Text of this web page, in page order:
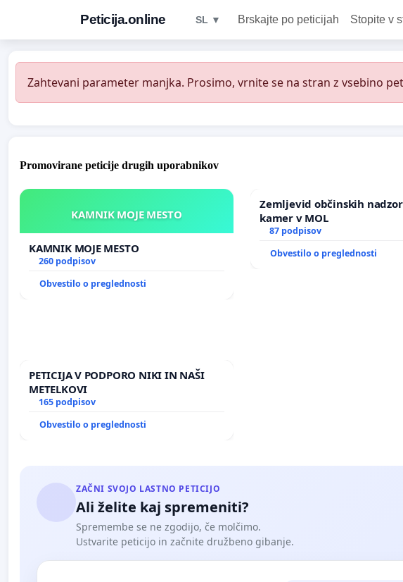
Peticija.online SL ▼ Brskajte po peticijah Stopite v
Zahtevani parameter manjka. Prosimo, vrnite se na stran z vsebino
Promovirane peticije drugih uporabnikov
KAMNIK MOJE MESTO
KAMNIK MOJE MESTO
260 podpisov
Obvestilo o preglednosti
Zemljevid občinskih
kamer v MOL
87 podpisov
Obvestilo o preglednosti
PETICIJA V PODPORO NIKI IN NAŠI
METELKOVI
165 podpisov
Obvestilo o preglednosti
ZAČNI SVOJO LASTNO PETICIJO
Ali želite kaj spremeniti?
Spremembe se ne zgodijo, če molčimo.
Ustvarite peticijo in začnite družbeno gibanje.